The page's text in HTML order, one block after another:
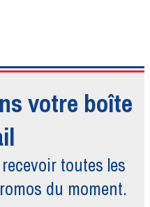
votre boîte
toutes les
du moment.